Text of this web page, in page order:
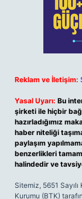
Reklam ve İletişim:
Yasal Uyarı: Bu
şirketi ile hiçbir
hazırladığımız
haber niteliği
paylaşım
benzerlikleri
halindedir ve
Sitemiz, 5651
Kurumu (BTK)